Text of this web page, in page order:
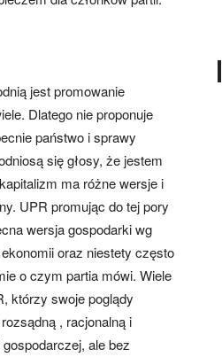
jest promowanie
Dlatego nie proponuje
państwo i sprawy
się głosy, że jestem
ma różne wersje i
UPR promując do tej pory
wersja gospodarki wg
oraz niestety często
o czym partia mówi. Wiele
którzy swoje poglądy
, racjonalną i
ale bez